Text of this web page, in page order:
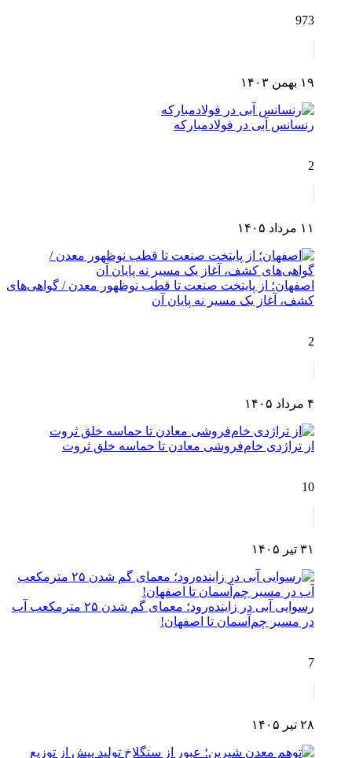
973
۱۹ بهمن ۱۴۰۳
رنسانس آبی در فولادمبارکه
2
۱۱ مرداد ۱۴۰۵
اصفهان؛ از پایتخت صنعت تا قطب نوظهور معدن / گواهی‌های
کشف، آغاز یک مسیر نه پایان آن
2
۴ مرداد ۱۴۰۵
از تراژدی خام‌فروشی معادن تا حماسه خلق ثروت
10
۳۱ تیر ۱۴۰۵
رسوایی آبی در زاینده‌رود؛ معمای گم شدن ۲۵ مترمکعب آب
در مسیر چم‌آسمان تا اصفهان!
7
۲۸ تیر ۱۴۰۵